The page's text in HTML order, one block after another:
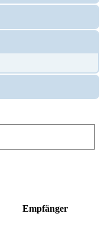
Empfänger